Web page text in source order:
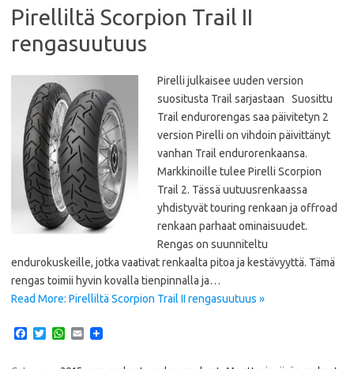
Pirelliltä Scorpion Trail II
rengasuutuus
Pirelli julkaisee uuden version
suositusta Trail sarjastaan Suosittu
Trail endurorengas saa päivitetyn 2
version Pirelli on vihdoin päivittänyt
vanhan Trail endurorenkaansa.
Markkinoille tulee Pirelli Scorpion
Trail 2. Tässä uutuusrenkaassa
yhdistyvät touring renkaan ja offroad
renkaan parhaat ominaisuudet.
Rengas on suunniteltu
endurokuskeille, jotka vaativat renkaalta pitoa ja kestävyyttä. Tämä
rengas toimii hyvin kovalla tienpinnalla ja…
Read More: Pirelliltä Scorpion Trail II rengasuutuus »
T
W
E